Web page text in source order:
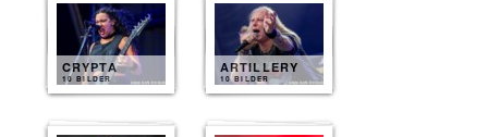
CRYPTA
10 BILDER
ARTILLERY
10 BILDER